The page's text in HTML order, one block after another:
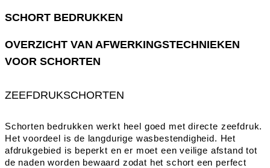
SCHORT BEDRUKKEN
OVERZICHT VAN AFWERKINGSTECHNIEKEN
VOOR SCHORTEN
ZEEFDRUKSCHORTEN
Schorten bedrukken werkt heel goed met directe zeefdruk.
Het voordeel is de langdurige wasbestendigheid. Het
afdrukgebied is beperkt en er moet een veilige afstand tot
de naden worden bewaard zodat het schort een perfect